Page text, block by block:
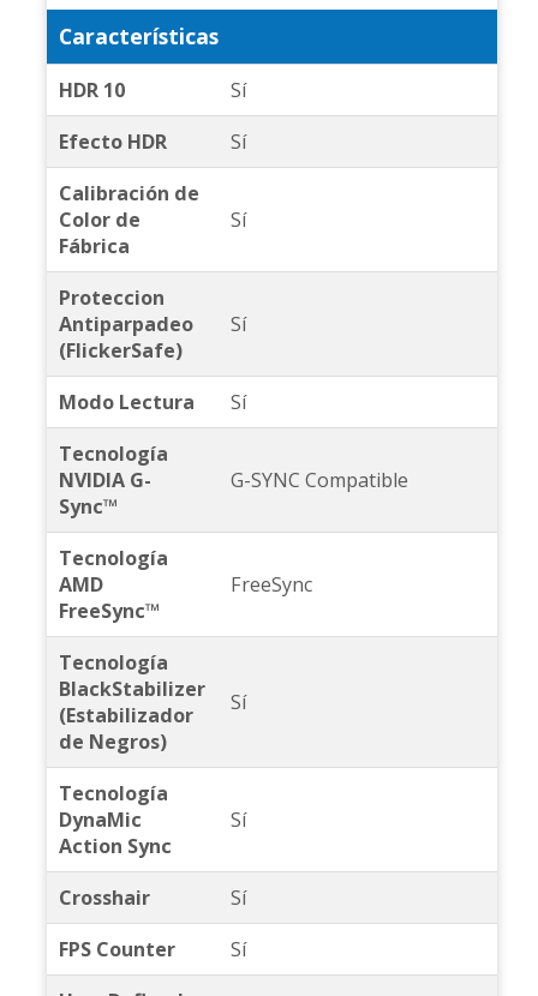
Características
HDR 10
Sí
Efecto HDR
Sí
Calibración de
Color de
Fábrica
Sí
Proteccion
Antiparpadeo
(FlickerSafe)
Sí
Modo Lectura
Sí
Tecnología
NVIDIA G-
Sync™
G-SYNC Compatible
Tecnología
AMD
FreeSync™
FreeSync
Tecnología
BlackStabilizer
(Estabilizador
de Negros)
Sí
Tecnología
DynaMic
Action Sync
Sí
Crosshair
Sí
FPS Counter
Sí